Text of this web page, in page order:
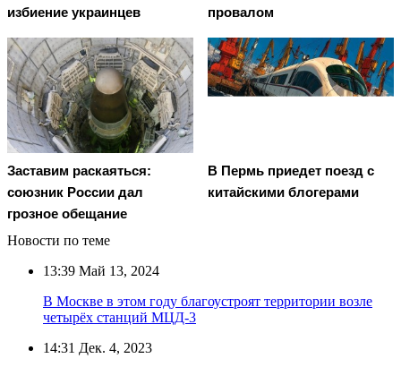
избиение украинцев
провалом
Заставим раскаяться:
союзник России дал
грозное обещание
В Пермь приедет поезд с
китайскими блогерами
Новости по теме
13:39 Май 13, 2024
В Москве в этом году благоустроят территории возле
четырёх станций МЦД-3
14:31 Дек. 4, 2023